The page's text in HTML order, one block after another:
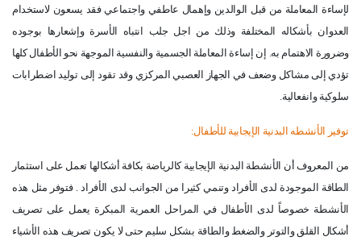
لإساءة المعاملة من قبل الوالدين وإهمال عاطفي واجتماعي فقد يسعون لاستخدام
العدوان بأشكاله المختلفة وذلك من اجل جلب انتباه الأسرة وإشعارها بوجوده
وضرورة الاهتمام به. إن إساءة المعاملة الجسمية والنفسية الموجهة نحو الأطفال كلها
تؤدي إلى مشاكل وضعف في الجهاز العصبي المركزي وقد تقود إلى توليد اضطرابات
سلوكية وانفعالية.
توفير الأنشطه البدنية الإيجابية للأطفال:
من المعروف أن الأنشطة البدنية الإيجابية كالرياضة بكافة أشكالها تعمل على استثمار
الطاقة الموجودة لدى الأفراد وتنمي كثيرا من الجوانب لدى الأفراد . فتوفر مثل هذه
الأنشطة خصوصاً لدى الأطفال في المراحل العمرية المبكرة يعمل على تصريف
أشكال القلق والتوتر والضغط والطاقة بشكل سليم حتى لا يكون تصريف هذه الأشياء